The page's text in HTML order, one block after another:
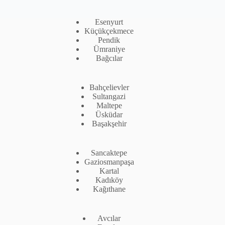
Esenyurt
Küçükçekmece
Pendik
Ümraniye
Bağcılar
Bahçelievler
Sultangazi
Maltepe
Üsküdar
Başakşehir
Sancaktepe
Gaziosmanpaşa
Kartal
Kadıköy
Kağıthane
Avcılar